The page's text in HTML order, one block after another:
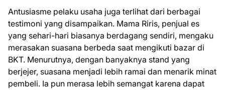
Antusiasme pelaku usaha juga terlihat dari berbagai
testimoni yang disampaikan. Mama Riris, penjual es
yang sehari-hari biasanya berdagang sendiri, mengaku
merasakan suasana berbeda saat mengikuti bazar di
BKT. Menurutnya, dengan banyaknya stand yang
berjejer, suasana menjadi lebih ramai dan menarik minat
pembeli. Ia pun merasa lebih semangat karena dapat